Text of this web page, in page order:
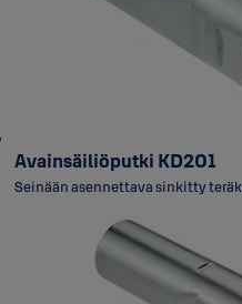
Avainsäiliöputki KD201
Seinään asennettava sinkitty